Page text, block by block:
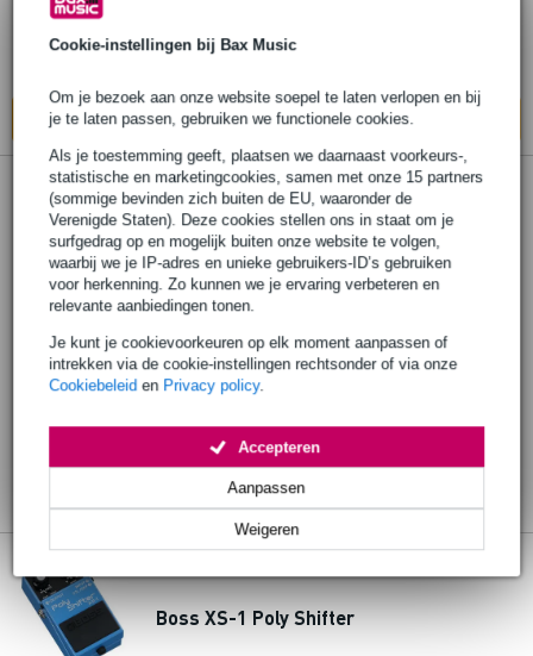
Cookie-instellingen bij Bax Music
Om je bezoek aan onze website soepel te laten verlopen en bij
je te laten passen, gebruiken we functionele cookies.
Als je toestemming geeft, plaatsen we daarnaast voorkeurs-,
statistische en marketingcookies, samen met onze 15 partners
(sommige bevinden zich buiten de EU, waaronder de
Verenigde Staten). Deze cookies stellen ons in staat om je
surfgedrag op en mogelijk buiten onze website te volgen,
waarbij we je IP-adres en unieke gebruikers-ID’s gebruiken
voor herkenning. Zo kunnen we je ervaring verbeteren en
relevante aanbiedingen tonen.
Je kunt je cookievoorkeuren op elk moment aanpassen of
intrekken via de cookie-instellingen rechtsonder of via onze
Cookiebeleid en Privacy policy.
Weigeren
Aanpassen
Accepteren
In mijn winkelwagen
Boss XS-1 Poly Shifter